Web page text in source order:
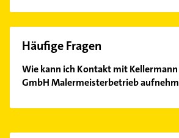
Häufige Fragen
Wie kann ich Kontakt mit
GmbH Malermeisterbetrieb